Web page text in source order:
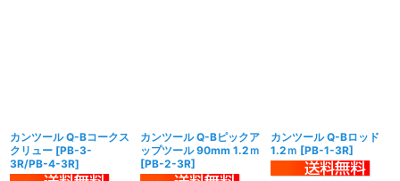
カンツール Q-Bコークス
クリュー [PB-3-
3R/PB-4-3R]
カンツール Q-Bピックア
ップツール 90mm 1.2ｍ
[PB-2-3R]
カンツール Q-Bロッド
1.2ｍ [PB-1-3R]